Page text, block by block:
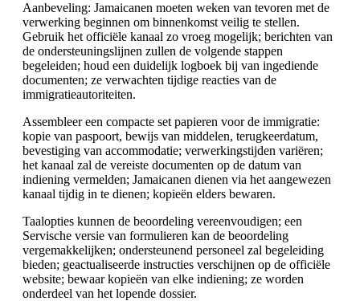
Aanbeveling: Jamaicanen moeten weken van tevoren met de
verwerking beginnen om binnenkomst veilig te stellen.
Gebruik het officiële kanaal zo vroeg mogelijk; berichten van
de ondersteuningslijnen zullen de volgende stappen
begeleiden; houd een duidelijk logboek bij van ingediende
documenten; ze verwachten tijdige reacties van de
immigratieautoriteiten.
Assembleer een compacte set papieren voor de immigratie:
kopie van paspoort, bewijs van middelen, terugkeerdatum,
bevestiging van accommodatie; verwerkingstijden variëren;
het kanaal zal de vereiste documenten op de datum van
indiening vermelden; Jamaicanen dienen via het aangewezen
kanaal tijdig in te dienen; kopieën elders bewaren.
Taalopties kunnen de beoordeling vereenvoudigen; een
Servische versie van formulieren kan de beoordeling
vergemakkelijken; ondersteunend personeel zal begeleiding
bieden; geactualiseerde instructies verschijnen op de officiële
website; bewaar kopieën van elke indiening; ze worden
onderdeel van het lopende dossier.